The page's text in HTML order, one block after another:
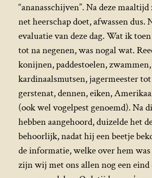
“ananasschijven”. Na deze
net heerschap doet, afwassen dus.
evaluatie van deze dag. Wat ik
tot na negenen, was nogal wat.
konijnen, paddestoelen,
kardinaalsmutsen, jagermeester tot
gerstenat, dennen, eiken,
(ook wel vogelpest genoemd). Na
hebben aangehoord, duizelde het
behoorlijk, nadat hij een beetje
de informatie, welke over hem
zijn wij met ons allen nog een